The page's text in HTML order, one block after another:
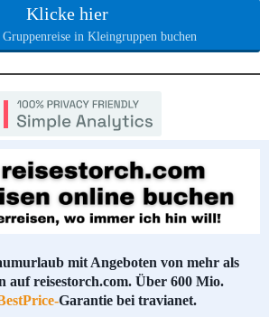
Klicke hier
in Kleingruppen buchen
mit Angeboten von mehr als
auf reisestorch.com. Über 600 Mio.
Garantie bei travianet.